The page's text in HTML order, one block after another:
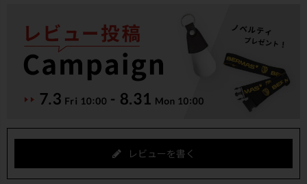
レビューを書く